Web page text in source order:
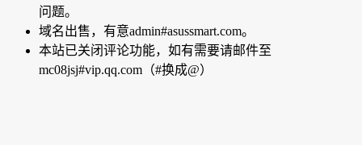
问题。
域名出售，有意admin#asussmart.com。
本站已关闭评论功能，如有需要请邮件至
mc08jsj#vip.qq.com（#换成@）